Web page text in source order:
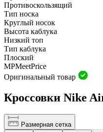
Противоскользящий
Тип носка
Круглый носок
Высота каблука
Низкий топ
Тип каблука
Плоский
MPMeetPrice
Оригинальный товар
Кроссовки Nike
Размерная сетка